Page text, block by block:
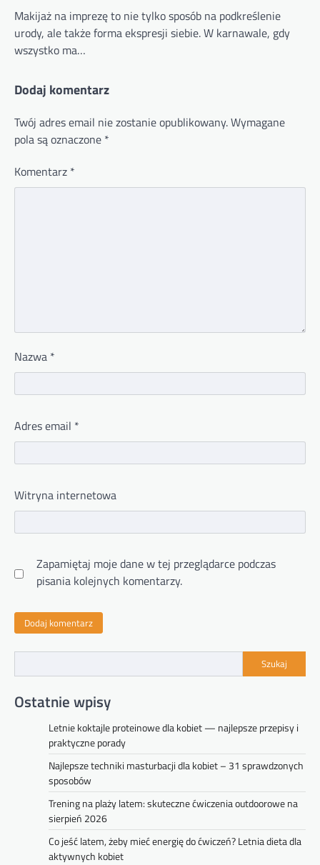
Makijaż na imprezę to nie tylko sposób na podkreślenie
urody, ale także forma ekspresji siebie. W karnawale, gdy
wszystko ma…
Dodaj komentarz
Twój adres email nie zostanie opublikowany.Wymagane
pola są oznaczone *
Komentarz *
Nazwa *
Adres email *
Witryna internetowa
Zapamiętaj moje dane w tej przeglądarce podczas
pisania kolejnych komentarzy.
Szukaj
Ostatnie wpisy
Letnie koktajle proteinowe dla kobiet — najlepsze przepisy i
praktyczne porady
Najlepsze techniki masturbacji dla kobiet – 31 sprawdzonych
sposobów
Trening na plaży latem: skuteczne ćwiczenia outdoorowe na
sierpień 2026
Co jeść latem, żeby mieć energię do ćwiczeń? Letnia dieta dla
aktywnych kobiet